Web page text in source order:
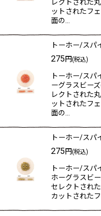
レクトされた
ットされたフ
面の…
トーホー/スパ
275円(税込)
トーホー/スパ
ーグラスビー
レクトされた
ットされたフ
面の…
トーホー/スパ
275円(税込)
トーホー/スパ
ホーグラスビ
セレクトされ
カットされた